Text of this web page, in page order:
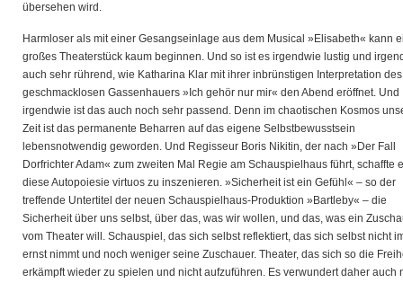
übersehen wird.
Harmloser als mit einer Gesangseinlage aus dem Musical »Elisabeth« kann
großes Theaterstück kaum beginnen. Und so ist es irgendwie lustig und
auch sehr rührend, wie Katharina Klar mit ihrer inbrünstigen Interpretation des
geschmacklosen Gassenhauers »Ich gehör nur mir« den Abend eröffnet. Und
irgendwie ist das auch noch sehr passend. Denn im chaotischen Kosmos
Zeit ist das permanente Beharren auf das eigene Selbstbewusstsein
lebensnotwendig geworden. Und Regisseur Boris Nikitin, der nach »Der Fall
Dorfrichter Adam« zum zweiten Mal Regie am Schauspielhaus führt, schaffte
diese Autopoiesie virtuos zu inszenieren. »Sicherheit ist ein Gefühl« – so der
treffende Untertitel der neuen Schauspielhaus-Produktion »Bartleby« – die
Sicherheit über uns selbst, über das, was wir wollen, und das, was ein
vom Theater will. Schauspiel, das sich selbst reflektiert, das sich selbst nicht
ernst nimmt und noch weniger seine Zuschauer. Theater, das sich so die
erkämpft wieder zu spielen und nicht aufzuführen. Es verwundert daher auch